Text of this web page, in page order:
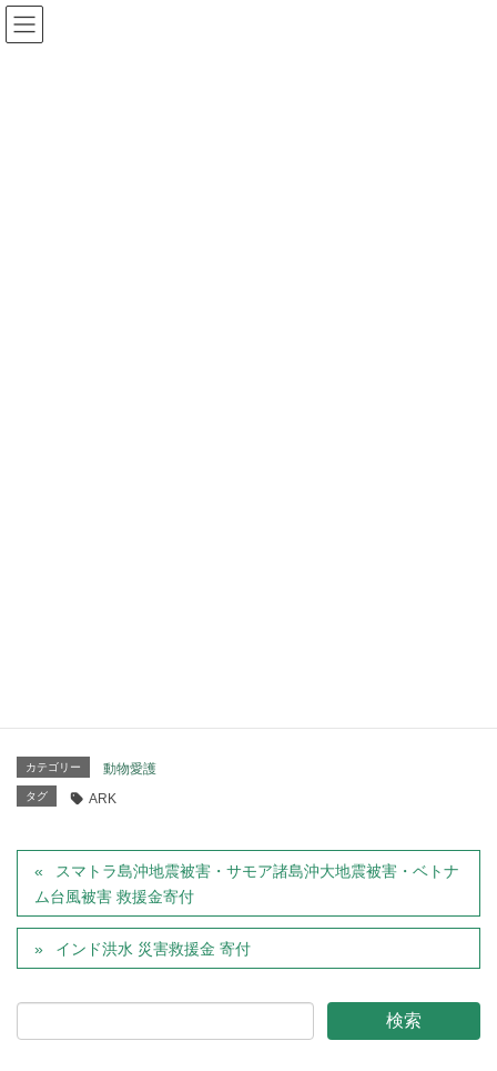
Warning
カテゴリー 動物愛護
タグ ARK
スマトラ島沖地震被害・サモア諸島沖大地震被害・ベトナ
ム台風被害 救援金寄付
インド洪水 災害救援金 寄付